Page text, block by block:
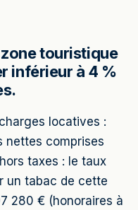
touristique
inférieur à 4 %
locatives :
nettes comprises
taxes : le taux
un tabac de cette
280 € (honoraires à